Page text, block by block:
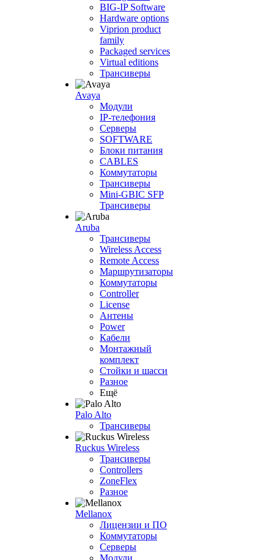
BIG-IP Software
Hardware options
Viprion product
family
Packaged services
Virtual editions
Трансиверы
Avaya
Модули
IP-телефония
Серверы
SOFTWARE
Блоки питания
CABLES
Коммутаторы
Трансиверы
Mini-GBIC SFP
Трансиверы
Aruba
Трансиверы
Wireless Access
Remote Access
Маршрутизаторы
Коммутаторы
Controller
License
Антены
Power
Кабели
Монтажный
комплект
Стойки и шасси
Разное
Ещё
Palo Alto
Трансиверы
Ruckus Wireless
Трансиверы
Controllers
ZoneFlex
Разное
Mellanox
Лицензии и ПО
Коммутаторы
Серверы